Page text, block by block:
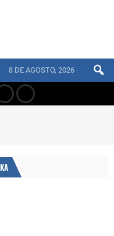
8 DE AGOSTO, 2026